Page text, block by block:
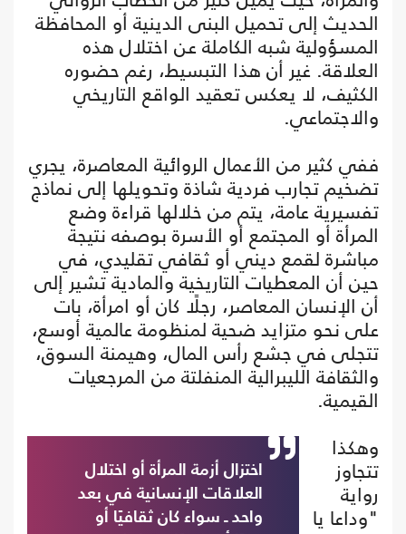
الحديث إلى تحميل البنى الدينية أو المحافظة
المسؤولية شبه الكاملة عن اختلال هذه
العلاقة. غير أن هذا التبسيط، رغم حضوره
الكثيف، لا يعكس تعقيد الواقع التاريخي
والاجتماعي.
ففي كثير من الأعمال الروائية المعاصرة، يجري
تضخيم تجارب فردية شاذة وتحويلها إلى نماذج
تفسيرية عامة، يتم من خلالها قراءة وضع
المرأة أو المجتمع أو الأسرة بوصفه نتيجة
مباشرة لقمع ديني أو ثقافي تقليدي، في
حين أن المعطيات التاريخية والمادية تشير إلى
أن الإنسان المعاصر، رجلًا كان أو امرأة، بات
على نحو متزايد ضحية لمنظومة عالمية أوسع،
تتجلى في جشع رأس المال، وهيمنة السوق،
والثقافة الليبرالية المنفلتة من المرجعيات
القيمية.
اختزال أزمة المرأة أو اختلال
العلاقات الإنسانية في بعد
واحد ـ سواء كان ثقافيًا أو
وهكذا
تتجاوز
رواية
"وداعا يا